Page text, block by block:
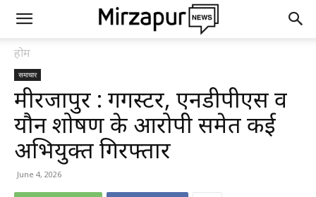
होम
समाचार
मीरजापुर : गैंगस्टर, एनडीपीएस व
यौन शोषण के आरोपी समेत कई
अभियुक्त गिरफ्तार
June 4, 2026